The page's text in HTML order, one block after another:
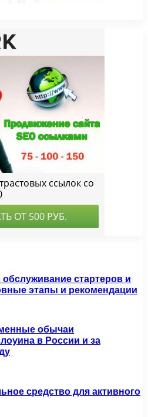
стартеров и
этапы и рекомендации
обычаи
в России и за
средство для активного